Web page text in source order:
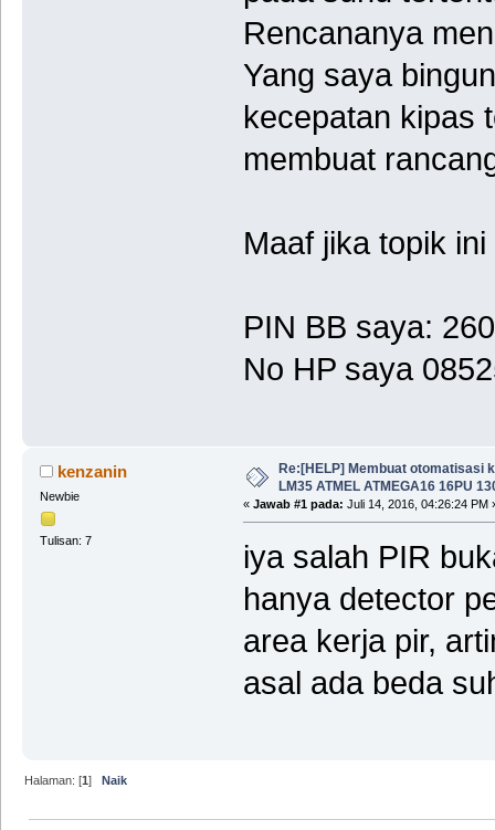
Rencananya
Yang saya
kecepatan kipas
membuat
Maaf jika topik
PIN BB saya:
No HP saya
kenzanin
Newbie
Tulisan: 7
Re:[HELP] Membuat otomatisasi
LM35 ATMEL ATMEGA16 16PU
« Jawab #1 pada: Juli 14, 2016, 04:26:24 PM
iya salah PIR
hanya detector
area kerja pir,
asal ada beda
Halaman: [1] Naik